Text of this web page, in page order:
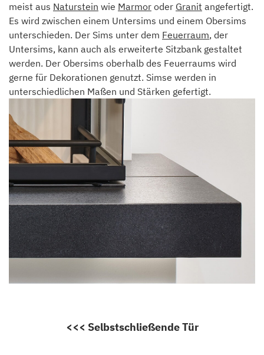
meist aus Naturstein wie Marmor oder Granit angefertigt.
Es wird zwischen einem Untersims und einem Obersims
unterschieden. Der Sims unter dem Feuerraum, der
Untersims, kann auch als erweiterte Sitzbank gestaltet
werden. Der Obersims oberhalb des Feuerraums wird
gerne für Dekorationen genutzt. Simse werden in
unterschiedlichen Maßen und Stärken gefertigt.
<<< Selbstschließende Tür